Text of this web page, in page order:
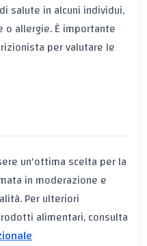
salute in alcuni individui,
allergie. È importante
per valutare le
un'ottima scelta per la
in moderazione e
Per ulteriori
alimentari, consulta